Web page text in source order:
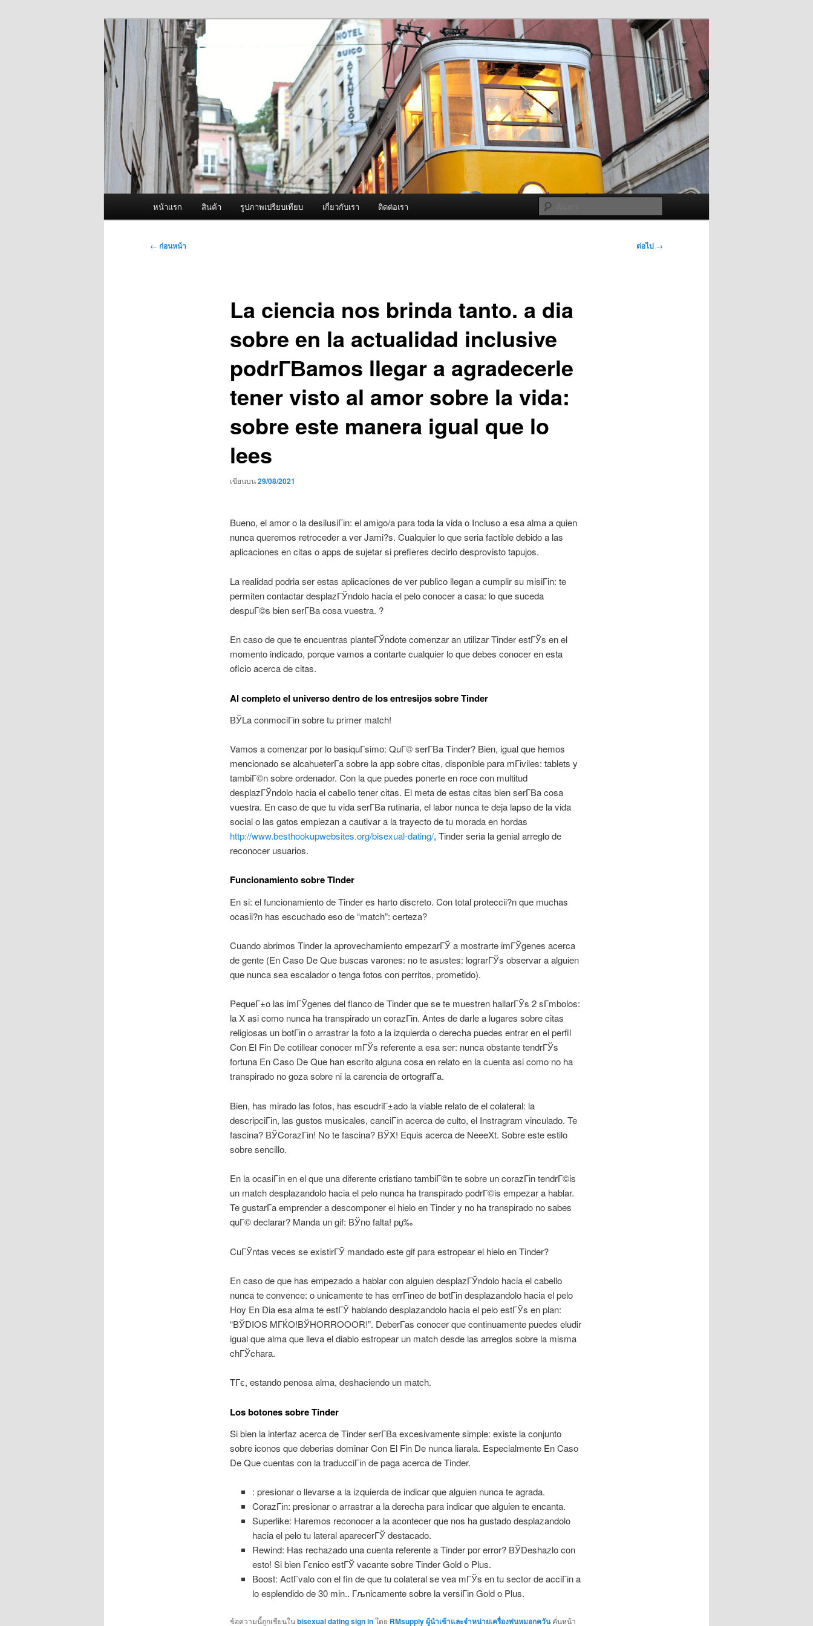
ผู้นำเข้าเครื่องพ่นหมอกควัน Best Fogger /
Fogger One และ อะไหล่
จำหน่ายเครื่องพ่นหมอกควัน คุณภาพดี บริการด้วยความจริงใจ
หน้าแรก สินค้า รูปภาพเปรียบเทียบ เกี่ยวกับเรา ติดต่อเรา
เมนู
← ก่อนหน้า ต่อไป →
La ciencia nos brinda tanto. a dia
sobre en la actualidad inclusive
podrГ­В­amos llegar a agradecerle
tener visto al amor sobre la vida:
sobre este manera igual que lo
lees
เขียนบน29/08/2021
Bueno, el amor o la desilusiГіn: el amigo/a para toda la vida o Incluso a esa alma a quien
nunca queremos retroceder a ver Jami?s. Cualquier lo que seri­a factible debido a las
aplicaciones en citas o apps de sujetar si prefieres decirlo desprovisto tapujos.
La realidad podri­a ser estas aplicaciones de ver publico llegan a cumplir su misiГіn: te
permiten contactar desplazГЎndolo hacia el pelo conocer a casa: lo que suceda
despuГ©s bien serГ­В­a cosa vuestra. ?
En caso de que te encuentras planteГЎndote comenzar an utilizar Tinder estГЎs en el
momento indicado, porque vamos a contarte cualquier lo que debes conocer en esta
oficio acerca de citas.
Al completo el universo dentro de los entresijos sobre Tinder
ВЎLa conmociГіn sobre tu primer match!
Vamos a comenzar por lo basiquГ­simo: QuГ© serГ­В­a Tinder? Bien, igual que hemos
mencionado se alcahueterГ­a sobre la app sobre citas, disponible para mГіviles: tablets y
tambiГ©n sobre ordenador. Con la que puedes ponerte en roce con multitud
desplazГЎndolo hacia el cabello tener citas. El meta de estas citas bien serГ­В­a cosa
vuestra. En caso de que tu vida serГ­В­a rutinaria, el labor nunca te deja lapso de la vida
social o las gatos empiezan a cautivar a la trayecto de tu morada en hordas
http://www.besthookupwebsites.org/bisexual-dating/, Tinder seri­a la genial arreglo de
reconocer usuarios.
Funcionamiento sobre Tinder
En si: el funcionamiento de Tinder es harto discreto. Con total proteccii?n que muchas
ocasii?n has escuchado eso de “match”: certeza?
Cuando abrimos Tinder la aprovechamiento empezarГЎ a mostrarte imГЎgenes acerca
de gente (En Caso De Que buscas varones: no te asustes: lograrГЎs observar a alguien
que nunca sea escalador o tenga fotos con perritos, prometido).
PequeГ±o las imГЎgenes del flanco de Tinder que se te muestren hallarГЎs 2 sГ­mbolos:
la X asi­ como nunca ha transpirado un corazГіn. Antes de darle a lugares sobre citas
religiosas un botГіn o arrastrar la foto a la izquierda o derecha puedes entrar en el perfil
Con El Fin De cotillear conocer mГЎs referente a esa ser: nunca obstante tendrГЎs
fortuna En Caso De Que han escrito alguna cosa en relato en la cuenta asi­ como no ha
transpirado no goza sobre ni la carencia de ortografГ­a.
Bien, has mirado las fotos, has escudriГ±ado la viable relato de el colateral: la
descripciГіn, las gustos musicales, canciГіn acerca de culto, el Instragram vinculado. Te
fascina? ВЎCorazГіn! No te fascina? ВЎX! Equis acerca de NeeeXt. Sobre este estilo
sobre sencillo.
En la ocasiГіn en el que una diferente cristiano tambiГ©n te sobre un corazГіn tendrГ©is
un match desplazandolo hacia el pelo nunca ha transpirado podrГ©is empezar a hablar.
Te gustarГ­a emprender a descomponer el hielo en Tinder y no ha transpirado no sabes
quГ© declarar? Manda un gif: ВЎno falta! рџ‰
CuГЎntas veces se existirГЎ mandado este gif para estropear el hielo en Tinder?
En caso de que has empezado a hablar con alguien desplazГЎndolo hacia el cabello
nunca te convence: o unicamente te has errГіneo de botГіn desplazandolo hacia el pelo
Hoy En Dia esa alma te estГЎ hablando desplazandolo hacia el pelo estГЎs en plan:
“ВЎDIOS MГЌO!ВЎHORROOOR!”. DeberГ­as conocer que continuamente puedes eludir
igual que alma que lleva el diablo estropear un match desde las arreglos sobre la misma
chГЎchara.
TГє, estando penosa alma, deshaciendo un match.
Los botones sobre Tinder
Si bien la interfaz acerca de Tinder serГ­В­a excesivamente simple: existe la conjunto
sobre iconos que deberias dominar Con El Fin De nunca liarala. Especialmente En Caso
De Que cuentas con la traducciГіn de paga acerca de Tinder.
: presionar o llevarse a la izquierda de indicar que alguien nunca te agrada.
CorazГіn: presionar o arrastrar a la derecha para indicar que alguien te encanta.
Superlike: Haremos reconocer a la acontecer que nos ha gustado desplazandolo
hacia el pelo tu lateral aparecerГЎ destacado.
Rewind: Has rechazado una cuenta referente a Tinder por error? ВЎDeshazlo con
esto! Si bien Гєnico estГЎ vacante sobre Tinder Gold o Plus.
Boost: ActГ­valo con el fin de que tu colateral se vea mГЎs en tu sector de acciГіn a
lo esplendido de 30 min.. Гљnicamente sobre la versiГіn Gold o Plus.
ข้อความนี้ถูกเขียนในbisexual dating sign inโดย RMsupply ผู้นำเข้าและจำหน่ายเครื่องพ่นหมอกควันคั่นหน้า